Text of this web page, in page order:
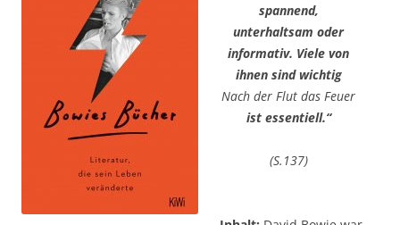
spannend,
unterhaltsam oder
informativ. Viele von
ihnen sind wichtig
Nach der Flut das Feuer
ist essentiell.“
(S.137)